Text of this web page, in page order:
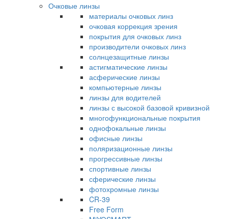
Очковые линзы
материалы очковых линз
очковая коррекция зрения
покрытия для очковых линз
производители очковых линз
солнцезащитные линзы
астигматические линзы
асферические линзы
компьютерные линзы
линзы для водителей
линзы с высокой базовой кривизной
многофункциональные покрытия
однофокальные линзы
офисные линзы
поляризационные линзы
прогрессивные линзы
спортивные линзы
сферические линзы
фотохромные линзы
CR-39
Free Form